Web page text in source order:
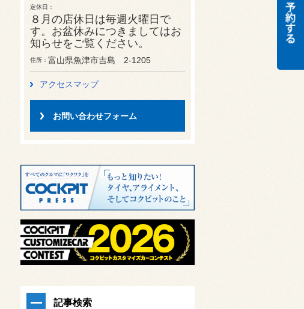
定休日
８月の店休日は毎週火曜日で
す。お盆休みにつきましてはお
知らせをご覧ください。
住所 富山県魚津市吉島 2-1205
アクセスマップ
お問い合わせフォーム
記事検索